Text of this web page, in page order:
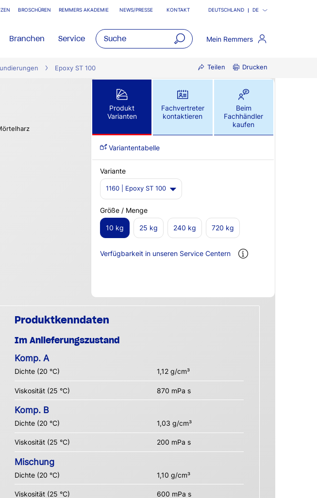
BROSCHÜREN REMMERS AKADEMIE NEWS/PRESSE KONTAKT DEUTSCHLAND DE
Branchen Service Mein Remmers
Epoxy ST 100 Teilen Drucken
Produkt
Varianten
Fachvertreter
kontaktieren
Beim
Fachhändler
kaufen
Variantentabelle
Variante
1160 | Epoxy ST 100
Größe / Menge
10 kg 25 kg 240 kg 720 kg
Verfügbarkeit in unseren Service Centern
Produktkenndaten
Im Anlieferungszustand
Komp. A
Dichte (20 °C) 1,12 g/cm³
Viskosität (25 °C) 870 mPa s
Komp. B
Dichte (20 °C) 1,03 g/cm³
Viskosität (25 °C) 200 mPa s
Mischung
Dichte (20 °C) 1,10 g/cm³
Viskosität (25 °C) 600 mPa s